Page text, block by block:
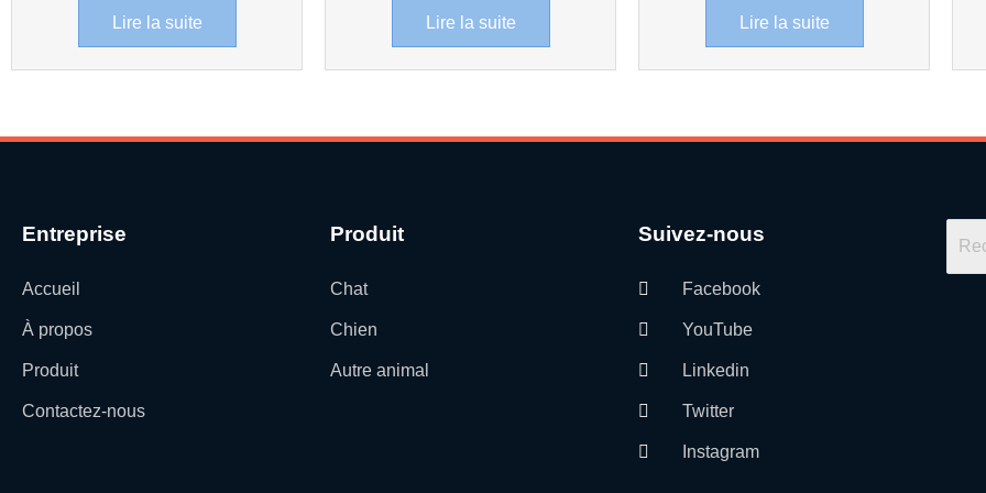
Lire la suite
Lire la suite
Lire la suite
Entreprise
Accueil
À propos
Produit
Contactez-nous
Produit
Chat
Chien
Autre animal
Suivez-nous
Facebook
YouTube
Linkedin
Twitter
Instagram